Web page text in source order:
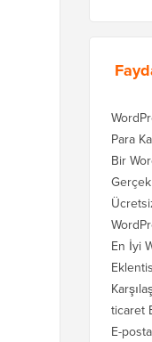
Para
Bir
En İyi
ticaret
E-